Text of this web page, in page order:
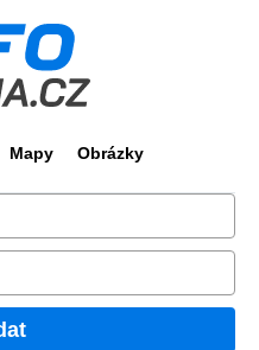
Mapy Obrázky